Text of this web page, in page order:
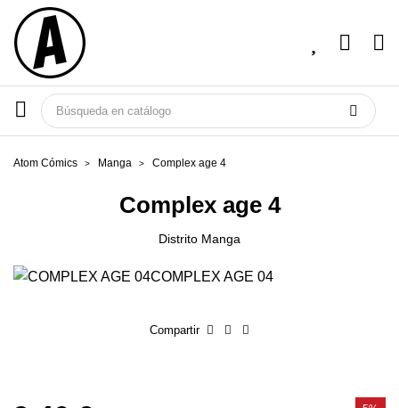
Atom Cómics Manga Complex age 4
Complex age 4
Distrito Manga
Compartir